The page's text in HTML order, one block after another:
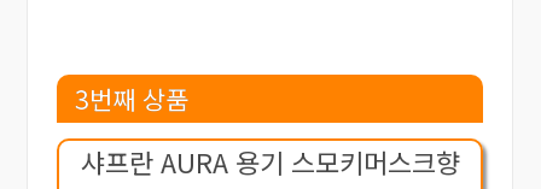
3번째 상품
샤프란 AURA 용기 스모키머스크향